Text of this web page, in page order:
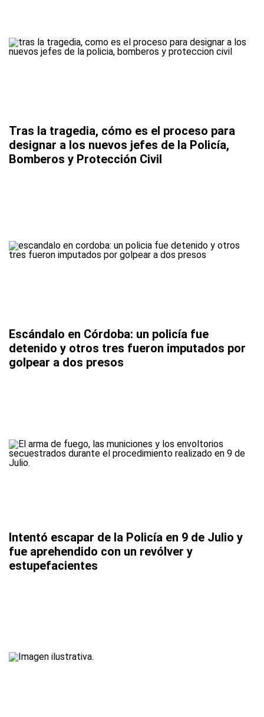
Tras la tragedia, cómo es el proceso para
designar a los nuevos jefes de la Policía,
Bomberos y Protección Civil
Escándalo en Córdoba: un policía fue
detenido y otros tres fueron imputados por
golpear a dos presos
Intentó escapar de la Policía en 9 de Julio y
fue aprehendido con un revólver y
estupefacientes